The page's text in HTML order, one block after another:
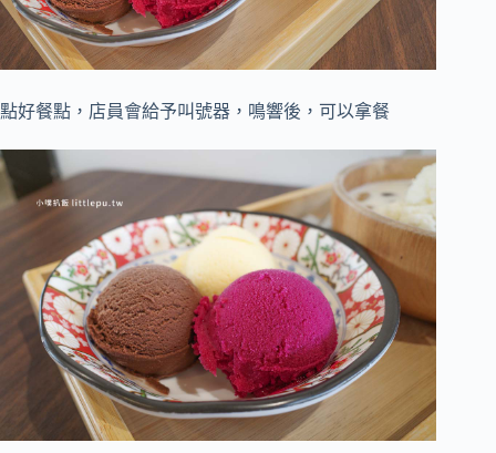
點好餐點，店員會給予叫號器，鳴響後，可以拿餐